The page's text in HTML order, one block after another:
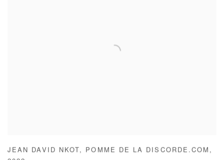
JEAN DAVID NKOT , POMME DE LA DISCORDE.COM ,